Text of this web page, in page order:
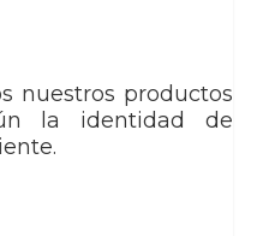
nuestros productos
la identidad de